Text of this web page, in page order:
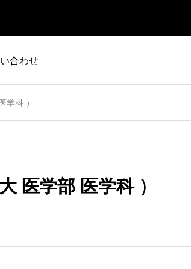
合わせ
学科 ）
医学部 医学科 ）